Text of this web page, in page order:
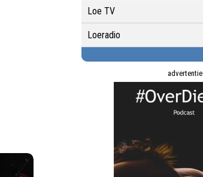
Loe TV
Loeradio
advertentie